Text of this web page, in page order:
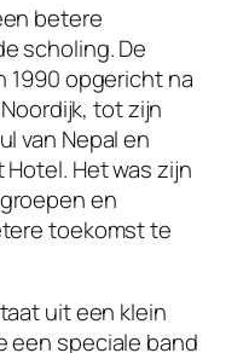
betere
scholing. De
1990 opgericht na
tot zijn
van Nepal en
Het was zijn
en
toekomst te
uit een klein
een speciale band